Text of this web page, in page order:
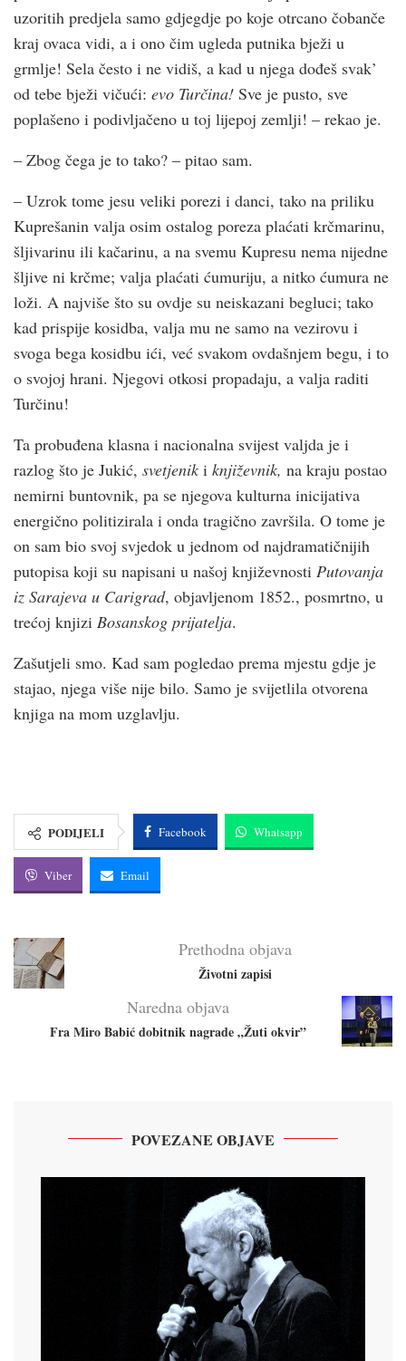
uzoritih predjela samo gdjegdje po koje otrcano čobanče
kraj ovaca vidi, a i ono čim ugleda putnika bježi u
grmlje! Sela često i ne vidiš, a kad u njega dođeš svak’
od tebe bježi vičući: evo Turčina! Sve je pusto, sve
poplašeno i podivljačeno u toj lijepoj zemlji! – rekao je.
– Zbog čega je to tako? – pitao sam.
– Uzrok tome jesu veliki porezi i danci, tako na priliku
Kuprešanin valja osim ostalog poreza plaćati krčmarinu,
šljivarinu ili kačarinu, a na svemu Kupresu nema nijedne
šljive ni krčme; valja plaćati ćumuriju, a nitko ćumura ne
loži. A najviše što su ovdje su neiskazani begluci; tako
kad prispije kosidba, valja mu ne samo na vezirovu i
svoga bega kosidbu ići, već svakom ovdašnjem begu, i to
o svojoj hrani. Njegovi otkosi propadaju, a valja raditi
Turčinu!
Ta probuđena klasna i nacionalna svijest valjda je i
razlog što je Jukić, svetjenik i književnik, na kraju postao
nemirni buntovnik, pa se njegova kulturna inicijativa
energično politizirala i onda tragično završila. O tome je
on sam bio svoj svjedok u jednom od najdramatičnijih
putopisa koji su napisani u našoj književnosti Putovanja
iz Sarajeva u Carigrad, objavljenom 1852., posmrtno, u
trećoj knjizi Bosanskog prijatelja.
Zašutjeli smo. Kad sam pogledao prema mjestu gdje je
stajao, njega više nije bilo. Samo je svijetlila otvorena
knjiga na mom uzglavlju.
PODIJELI Facebook Whatsapp
Viber Email
Prethodna objava
Životni zapisi
Naredna objava
Fra Miro Babić dobitnik nagrade „Žuti okvir”
POVEZANE OBJAVE